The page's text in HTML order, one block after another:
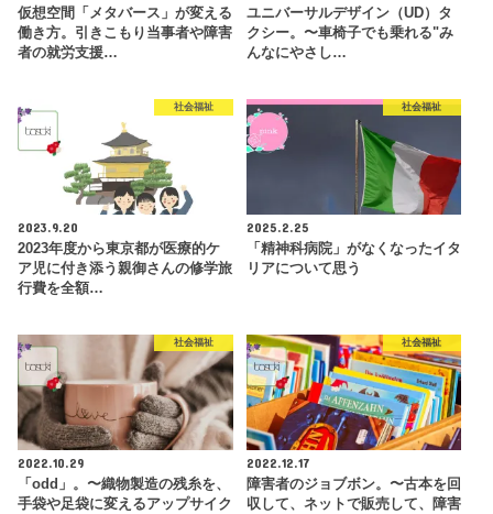
仮想空間「メタバース」が変える
働き方。引きこもり当事者や障害
者の就労支援…
ユニバーサルデザイン（UD）タ
クシー。〜車椅子でも乗れる"み
んなにやさし…
社会福祉
2023.9.20
2023年度から東京都が医療的ケ
ア児に付き添う親御さんの修学旅
行費を全額…
社会福祉
2025.2.25
「精神科病院」がなくなったイタ
リアについて思う
社会福祉
2022.10.29
「odd」。〜織物製造の残糸を、
手袋や足袋に変えるアップサイク
社会福祉
2022.12.17
障害者のジョブボン。〜古本を回
収して、ネットで販売して、障害